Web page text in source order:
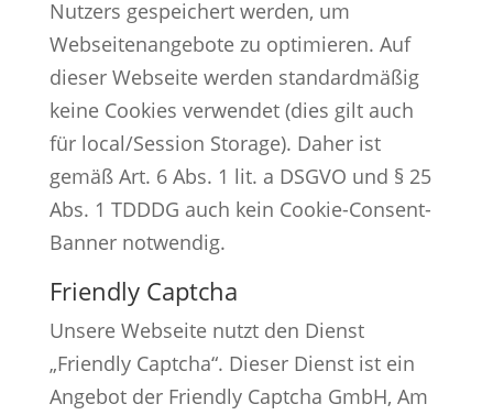
Nutzers gespeichert werden, um
Webseitenangebote zu optimieren. Auf
dieser Webseite werden standardmäßig
keine Cookies verwendet (dies gilt auch
für local/Session Storage). Daher ist
gemäß Art. 6 Abs. 1 lit. a DSGVO und § 25
Abs. 1 TDDDG auch kein Cookie-Consent-
Banner notwendig.
Friendly Captcha
Unsere Webseite nutzt den Dienst
„Friendly Captcha“. Dieser Dienst ist ein
Angebot der Friendly Captcha GmbH, Am